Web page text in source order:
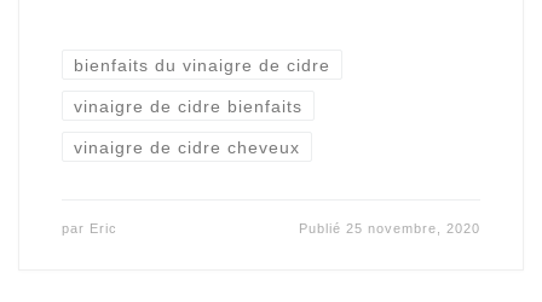
bienfaits du vinaigre de cidre
vinaigre de cidre bienfaits
vinaigre de cidre cheveux
par Eric Publié 25 novembre, 2020